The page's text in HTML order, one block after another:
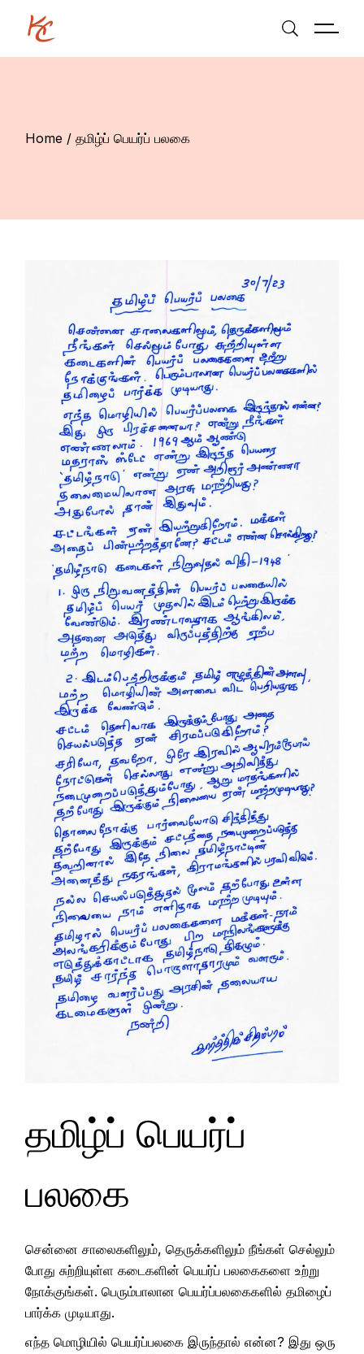
content
Home தமிழ்ப் பெயர்ப் பலகை
தமிழ்ப் பெயர்ப்
பலகை
சென்னை சாலைகளிலும், தெருக்களிலும் நீங்கள் செல்லும்
போது சுற்றியுள்ள கடைகளின் பெயர்ப் பலகைகளை உற்று
நோக்குங்கள். பெரும்பாலான பெயர்ப்பலகைகளில் தமிழைப்
பார்க்க முடியாது.
எந்த மொழியில் பெயர்ப்பலகை இருந்தால் என்ன? இது ஒரு